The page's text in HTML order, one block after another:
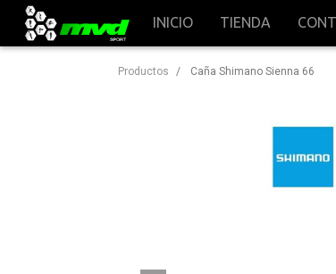
INICIO TIENDA
Productos Caña Shimano Sienna 66